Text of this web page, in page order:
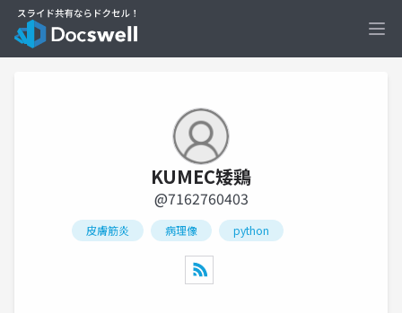
KUMEC矮鶏
@7162760403
皮膚筋炎 病理像 python